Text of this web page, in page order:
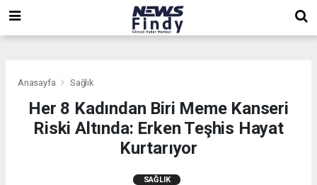
Anasayfa Sağlık
Her 8 Kadından Biri Meme Kanseri
Riski Altında: Erken Teşhis Hayat
Kurtarıyor
SAĞLIK